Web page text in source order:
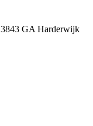
3843 GA Harderwijk